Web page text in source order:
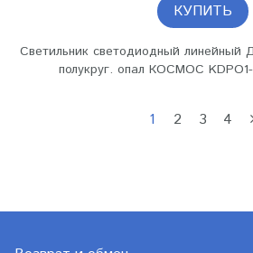
КУПИТЬ
Светильник светодиодный линейный
полукруг. опал КОСМОС
1 2 3 4